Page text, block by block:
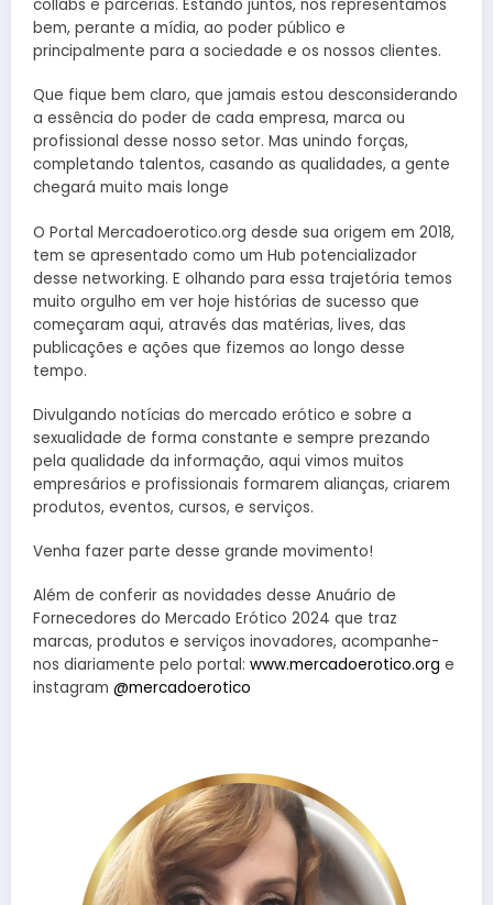
collabs e parcerias. Estando juntos, nos representamos
bem, perante a mídia, ao poder público e
principalmente para a sociedade e os nossos clientes.
Que fique bem claro, que jamais estou desconsiderando
a essência do poder de cada empresa, marca ou
profissional desse nosso setor. Mas unindo forças,
completando talentos, casando as qualidades, a gente
chegará muito mais longe
O Portal Mercadoerotico.org desde sua origem em 2018,
tem se apresentado como um Hub potencializador
desse networking. E olhando para essa trajetória temos
muito orgulho em ver hoje histórias de sucesso que
começaram aqui, através das matérias, lives, das
publicações e ações que fizemos ao longo desse
tempo.
Divulgando notícias do mercado erótico e sobre a
sexualidade de forma constante e sempre prezando
pela qualidade da informação, aqui vimos muitos
empresários e profissionais formarem alianças, criarem
produtos, eventos, cursos, e serviços.
Venha fazer parte desse grande movimento!
Além de conferir as novidades desse Anuário de
Fornecedores do Mercado Erótico 2024 que traz
marcas, produtos e serviços inovadores, acompanhe-
nos diariamente pelo portal: www.mercadoerotico.org e
instagram @mercadoerotico